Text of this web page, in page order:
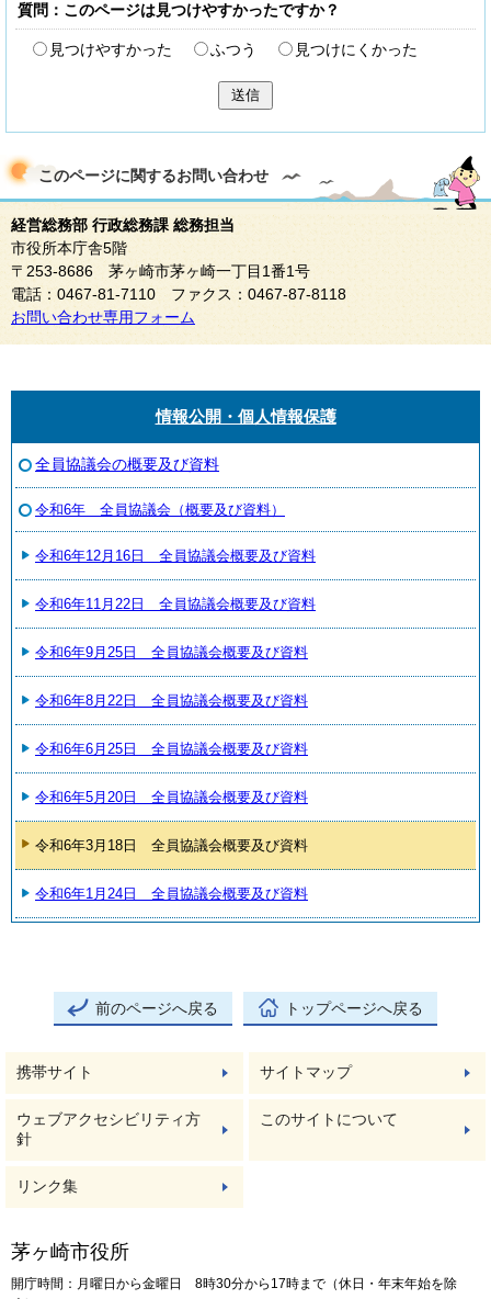
質問：このページは見つけやすかったですか？
見つけやすかった ふつう 見つけにくかった
送信
このページに関するお問い合わせ
経営総務部 行政総務課 総務担当
市役所本庁舎5階
〒253-8686 茅ヶ崎市茅ヶ崎一丁目1番1号
電話：0467-81-7110 ファクス：0467-87-8118
お問い合わせ専用フォーム
情報公開・個人情報保護
全員協議会の概要及び資料
令和6年 全員協議会（概要及び資料）
令和6年12月16日 全員協議会概要及び資料
令和6年11月22日 全員協議会概要及び資料
令和6年9月25日 全員協議会概要及び資料
令和6年8月22日 全員協議会概要及び資料
令和6年6月25日 全員協議会概要及び資料
令和6年5月20日 全員協議会概要及び資料
令和6年3月18日 全員協議会概要及び資料
令和6年1月24日 全員協議会概要及び資料
前のページへ戻る トップページへ戻る
携帯サイト サイトマップ
ウェブアクセシビリティ方
針
このサイトについて
リンク集
茅ヶ崎市役所
開庁時間：月曜日から金曜日 8時30分から17時まで（休日・年末年始を除